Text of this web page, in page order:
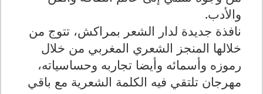
والأدب.
نافذة جديدة لدار الشعر بمراكش، تتوج من
خلالها المنجز الشعري المغربي من خلال
رموزه وأسمائه وأيضا تجاربه وحساسياته،
مهرجان تلتقي فيه الكلمة الشعرية مع باقي